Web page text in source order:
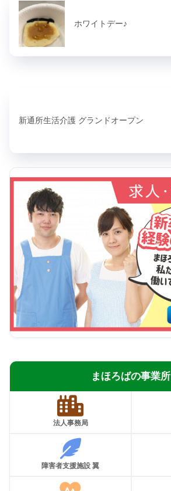
ホワイトデー♪
新通所生活介護 グランドオープン
まほろばの事業所
法人事務局
障害者支援施設 翼